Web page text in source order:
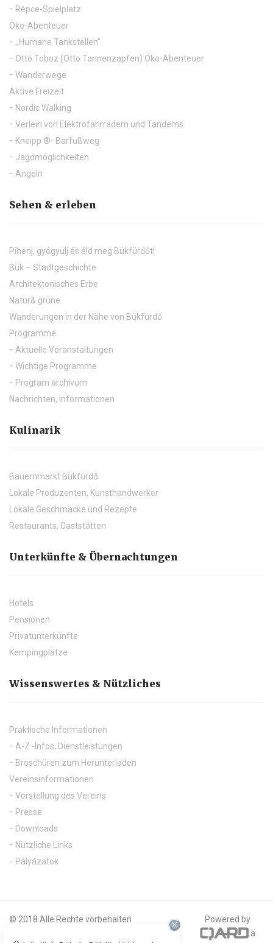
Répce-Spielplatz
Öko-Abenteuer
,,Humane Tankstellen"
Ottó Toboz (Otto Tannenzapfen) Öko-Abenteuer
Wanderwege
Aktive Freizeit
Nordic Walking
Verleih von Elektrofahrrädern und Tandems
Kneipp ®- Barfußweg
Jagdmöglichkeiten
Angeln
Sehen & erleben
Pihenj, gyógyulj és éld meg Bükfürdőt!
Bük – Stadtgeschichte
Architektonisches Erbe
Natur& grüne
Wanderungen in der Nähe von Bükfürdő
Programme
Aktuelle Veranstaltungen
Wichtige Programme
Program archívum
Nachrichten, Informationen
Kulinarik
Bauernmarkt Bükfürdő
Lokale Produzenten, Kunsthandwerker
Lokale Geschmäcke und Rezepte
Restaurants, Gaststätten
Unterkünfte & Übernachtungen
Hotels
Pensionen
Privatunterkünfte
Kempingplätze
Wissenswertes & Nützliches
Praktische Informationen
A-Z -Infos, Dienstleistungen
Broschüren zum Herunterladen
Vereinsinformationen
Vorstellung des Vereins
Presse
Downloads
Nützliche Links
Pályázatok
© 2018 Alle Rechte vorbehalten
Powered by
a